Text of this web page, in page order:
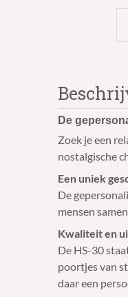
De
Zoek je een
nostalgische
Een uniek
De
mensen
Kwaliteit en
De HS-30
poortjes van
daar een